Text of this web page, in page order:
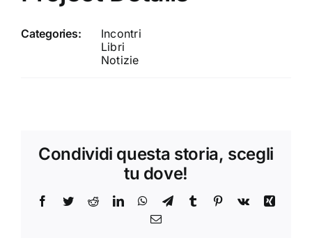
Categories:
Incontri
Libri
Notizie
Condividi questa storia, scegli
tu dove!
Facebook
TwitterRedditLinkedInWhatsApp
TelegramTumblr Pinterest
Vk
Xing
Email